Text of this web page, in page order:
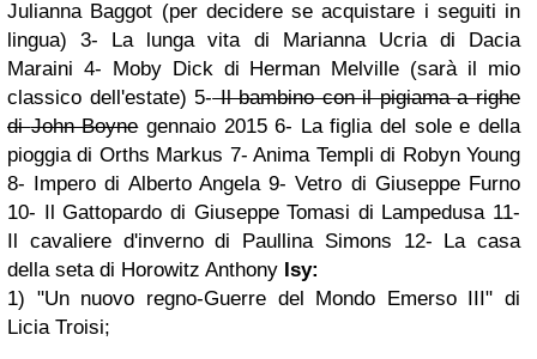
Julianna Baggot (per decidere se acquistare i seguiti in
lingua)
3- La lunga vita di Marianna Ucria di Dacia
Maraini 4- Moby Dick di Herman Melville (sarà il mio
classico dell'estate) 5-Il bambino con il pigiama a righe
diJohn Boyne gennaio 2015 6- La figlia del sole e della
pioggia di Orths Markus 7- Anima Templi di Robyn Young
8- Impero di Alberto Angela 9- Vetro di Giuseppe Furno
10- Il Gattopardo di Giuseppe Tomasi di Lampedusa 11-
Il cavaliere d'inverno di Paullina Simons
12- La casa
della seta di Horowitz Anthony Isy:
1) "Un nuovo regno-Guerre del Mondo Emerso III" di
Licia Troisi;